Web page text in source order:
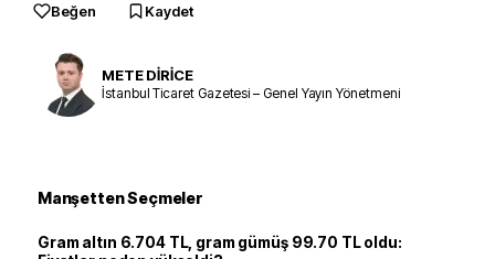
Beğen Kaydet
METE DİRİCE
İstanbul Ticaret Gazetesi – Genel Yayın Yönetmeni
Manşetten Seçmeler
Gram altın 6.704 TL, gram gümüş 99.70 TL oldu: